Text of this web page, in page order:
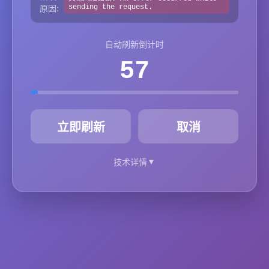
原因:
sending the request.
自动刷新倒计时
57
立即刷新 取消
技术详情▼